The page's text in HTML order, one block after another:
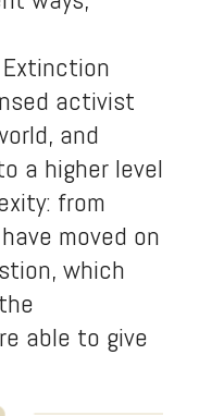
activist
and
a higher level
from
moved on
which
able to give